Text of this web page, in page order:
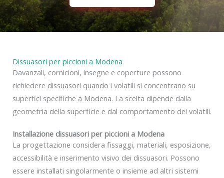
Dissuasori per piccioni a Modena
Davanzali, cornicioni, insegne e coperture possono
richiedere dissuasori quando i volatili si concentrano su
superfici specifiche a Modena. La scelta dipende dalla
geometria della superficie e dal comportamento dei volatili.
Installazione dissuasori per piccioni a Modena
La progettazione considera fissaggi, materiali, esposizione,
accessibilità e inserimento visivo dei dissuasori. Possono
essere installati singolarmente o insieme ad altri sistemi